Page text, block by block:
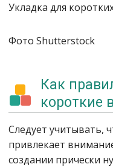
Укладка для
Фото Shutterstock
Как
короткие
Следует учитывать,
привлекает
создании прически